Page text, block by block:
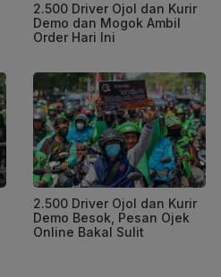
2.500 Driver Ojol dan Kurir
Demo dan Mogok Ambil
Order Hari Ini
2.500 Driver Ojol dan Kurir
Demo Besok, Pesan Ojek
Online Bakal Sulit